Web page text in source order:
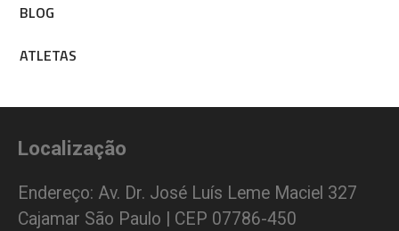
BLOG
ATLETAS
Localização
Endereço: Av. Dr. José Luís Leme Maciel 327
Cajamar São Paulo | CEP 07786-450